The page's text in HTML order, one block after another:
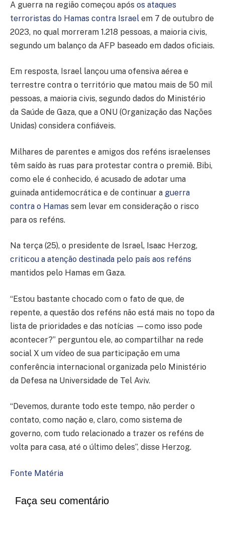
A guerra na região começou após os ataques
terroristas do Hamas contra Israel em 7 de outubro de
2023, no qual morreram 1.218 pessoas, a maioria civis,
segundo um balanço da AFP baseado em dados oficiais.
Em resposta, Israel lançou uma ofensiva aérea e
terrestre contra o território que matou mais de 50 mil
pessoas, a maioria civis, segundo dados do Ministério
da Saúde de Gaza, que a ONU (Organização das Nações
Unidas) considera confiáveis.
Milhares de parentes e amigos dos reféns israelenses
têm saído às ruas para protestar contra o premiê. Bibi,
como ele é conhecido, é acusado de adotar uma
guinada antidemocrática e de continuar a guerra
contra o Hamas sem levar em consideração o risco
para os reféns.
Na terça (25), o presidente de Israel, Isaac Herzog,
criticou a atenção destinada pelo país aos reféns
mantidos pelo Hamas em Gaza.
“Estou bastante chocado com o fato de que, de
repente, a questão dos reféns não está mais no topo da
lista de prioridades e das notícias —como isso pode
acontecer?” perguntou ele, ao compartilhar na rede
social X um vídeo de sua participação em uma
conferência internacional organizada pelo Ministério
da Defesa na Universidade de Tel Aviv.
“Devemos, durante todo este tempo, não perder o
contato, como nação e, claro, como sistema de
governo, com tudo relacionado a trazer os reféns de
volta para casa, até o último deles”, disse Herzog.
Fonte Matéria
Faça seu comentário